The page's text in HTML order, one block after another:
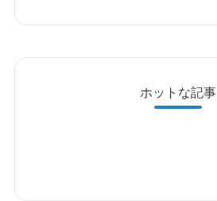
ホットな記事